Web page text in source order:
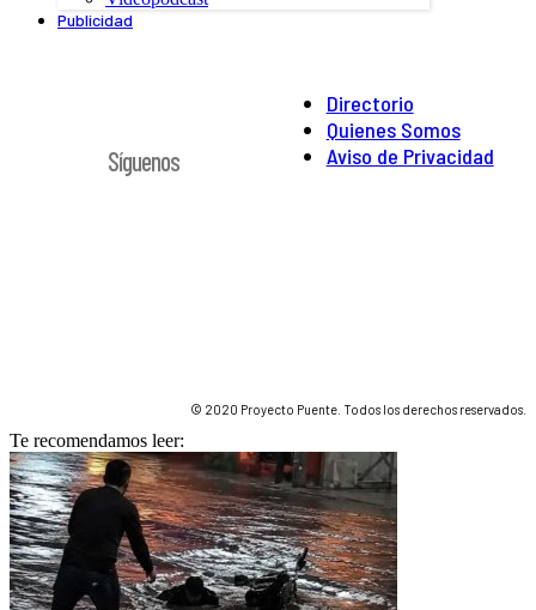
Publicidad
Directorio
Quienes Somos
Aviso de Privacidad
Síguenos
© 2020 Proyecto Puente. Todos los derechos reservados.
Te recomendamos leer: